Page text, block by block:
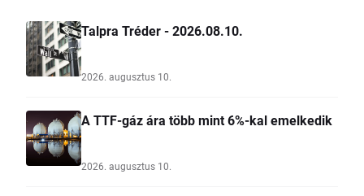
Talpra Tréder - 2026.08.10.
2026. augusztus 10.
A TTF-gáz ára több mint 6%-kal emelkedik
2026. augusztus 10.